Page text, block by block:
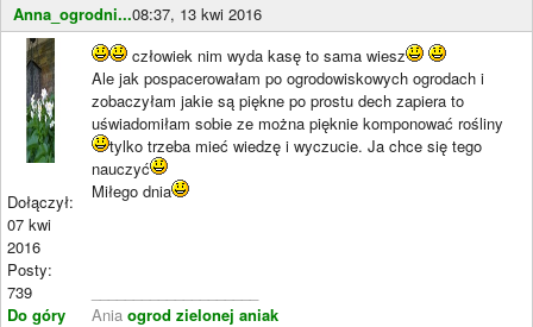
Anna_ogrodni...08:37, 13 kwi 2016
Dołączył:
07 kwi
2016
Posty:
739
Do góry
człowiek nim wyda kasę to sama wiesz
Ale jak pospacerowałam po ogrodowiskowych ogrodach i
zobaczyłam jakie są piękne po prostu dech zapiera to
uświadomiłam sobie ze można pięknie komponować rośliny
tylko trzeba mieć wiedzę i wyczucie. Ja chce się tego
nauczyć
Miłego dnia
Ania ogrod zielonej aniak